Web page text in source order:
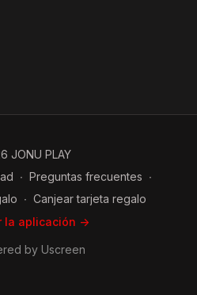
JONU PLAY
∙ Preguntas frecuentes ∙
∙ Canjear tarjeta regalo
la aplicación ->
by Uscreen